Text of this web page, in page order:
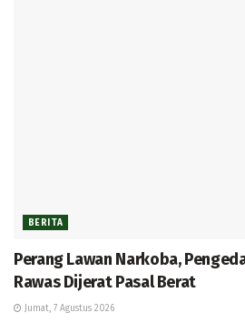
BERITA
Perang Lawan Narkoba,
Rawas Dijerat Pasal Berat
Jumat, 7 Agustus 2026